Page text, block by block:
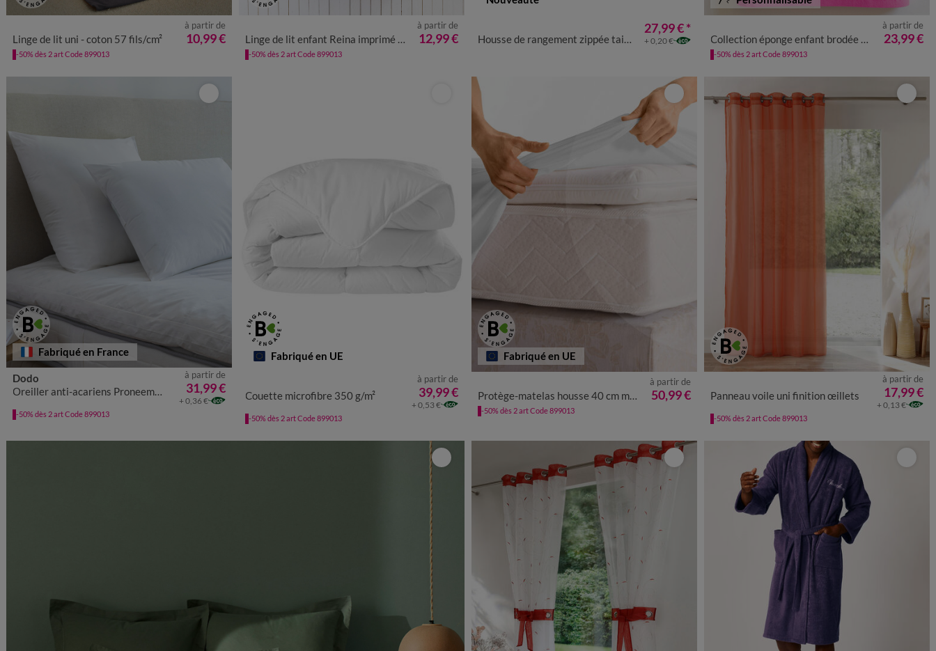
Linge de lit uni - coton 57 fils/cm²
à partir de
10,99 €
-50% dès 2 art Code 899013
Linge de lit enfant Reina imprimé 1 personne - coton 57 fils/cm²
à partir de
12,99 €
-50% dès 2 art Code 899013
Housse de rangement zippée taille XL beige
27,99 €*
+ 0,20 € Collection éponge enfant brodée Licorne personnalisée - coton 380 g/m²
à partir de
23,99 €
-50% dès 2 art Code 899013
Fabriqué en France
Dodo
Oreiller anti-acariens Proneem® moelleux
à partir de
31,99 €
+ 0,36 €
-50% dès 2 art Code 899013
Fabriqué en UE
Couette microfibre 350 g/m²
à partir de
39,99 €
+ 0,53 €
-50% dès 2 art Code 899013
Fabriqué en UE
Protège-matelas housse 40 cm molleton absorbant 400 g/m²
à partir de
50,99 €
-50% dès 2 art Code 899013
Panneau voile uni finition œillets
à partir de
17,99 €
+ 0,13 €
-50% dès 2 art Code 899013